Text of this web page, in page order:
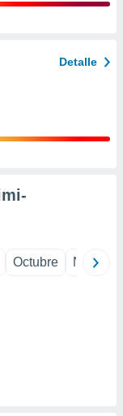
Detalle
Octubre